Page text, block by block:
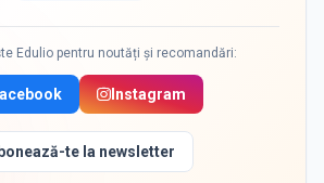
Edulio pentru noutăți și recomandări:
Instagram
te la newsletter